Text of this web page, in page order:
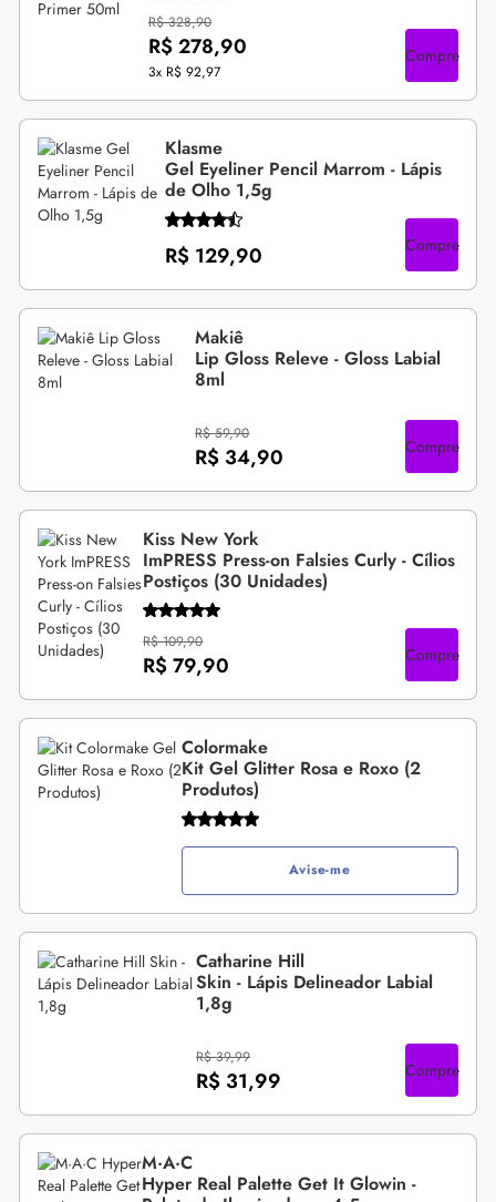
R$ 328,90
R$ 278,90
3x R$ 92,97
Compre
Klasme
Gel Eyeliner Pencil Marrom - Lápis
de Olho 1,5g
R$ 129,90 Compre
Makiê
Lip Gloss Releve - Gloss Labial
8ml
R$ 59,90
R$ 34,90 Compre
Kiss New York
ImPRESS Press-on Falsies Curly - Cílios
Postiços (30 Unidades)
R$ 109,90
R$ 79,90 Compre
Colormake
Kit Gel Glitter Rosa e Roxo (2
Produtos)
Avise-me
Catharine Hill
Skin - Lápis Delineador Labial
1,8g
R$ 39,99
R$ 31,99 Compre
M·A·C
Hyper Real Palette Get It Glowin -